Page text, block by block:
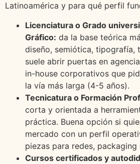
Latinoamérica y para qué perfil
Licenciatura o Grado
Gráfico: da la base teórica
diseño, semiótica, tipografía,
suele abrir puertas en
in-house corporativos que
la vía más larga (4-5 años).
Tecnicatura o Formación
corta y orientada a
práctica. Buena opción si
mercado con un perfil
piezas para redes, packaging
Cursos certificados y